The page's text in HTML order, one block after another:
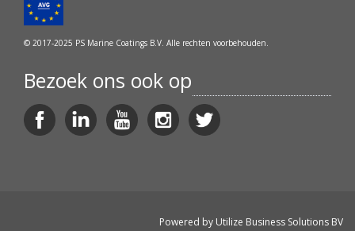
© 2017-2025 PS Marine Coatings B.V. Alle rechten voorbehouden.
Bezoek ons ook op
Powered by Utilize Business Solutions BV